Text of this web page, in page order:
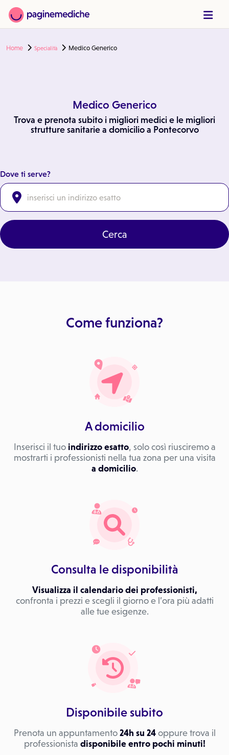
Home Specialità Medico Generico
Medico Generico
Trova e prenota subito i migliori medici e le migliori
strutture sanitarie a domicilio a Pontecorvo
Dove ti serve?
Cerca
Come funziona?
A domicilio
Inserisci il tuo indirizzo esatto, solo così riusciremo a
mostrarti i professionisti nella tua zona per una visita
a domicilio.
Consulta le disponibilità
Visualizza il calendario dei professionisti,
confronta i prezzi e scegli il giorno e l’ora più adatti
alle tue esigenze.
Disponibile subito
Prenota un appuntamento 24h su 24oppure trova il
professionista disponibile entro pochi minuti!